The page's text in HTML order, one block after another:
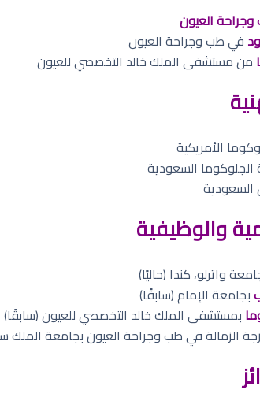
العيون
في طب وجراحة العيون
من مستشفى الملك خالد التخصصي للعيون
الأمريكية
السعودية
والوظيفية
واترلو، كندا (حاليًا)
بجامعة الإمام (سابقًا)
بمستشفى الملك خالد التخصصي للعيون (سابقًا)
الزمالة في طب وجراحة العيون بجامعة الملك